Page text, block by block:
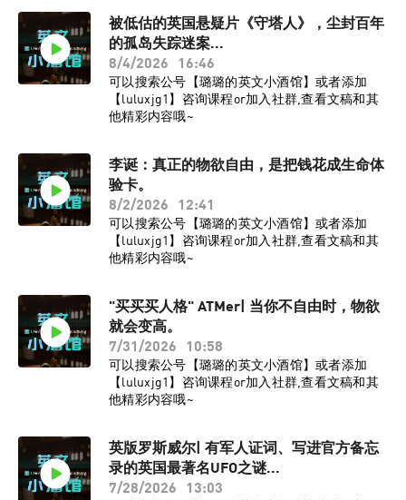
被低估的英国悬疑片《守塔人》，尘封百年
的孤岛失踪迷案...
8/4/2026
16:46
可以搜索公号【璐璐的英文小酒馆】或者添加
【luluxjg1】咨询课程or加入社群,查看文稿和其
他精彩内容哦~
李诞：真正的物欲自由，是把钱花成生命体
验卡。
8/2/2026
12:41
可以搜索公号【璐璐的英文小酒馆】或者添加
【luluxjg1】咨询课程or加入社群,查看文稿和其
他精彩内容哦~
"买买买人格" ATMer| 当你不自由时，物欲
就会变高。
7/31/2026
10:58
可以搜索公号【璐璐的英文小酒馆】或者添加
【luluxjg1】咨询课程or加入社群,查看文稿和其
他精彩内容哦~
英版罗斯威尔| 有军人证词、写进官方备忘
录的英国最著名UFO之谜...
7/28/2026
13:03